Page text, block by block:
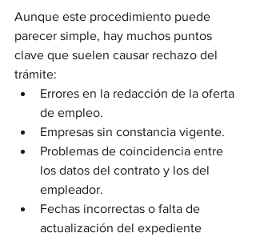
Aunque este procedimiento puede
parecer simple, hay muchos puntos
clave que suelen causar rechazo del
trámite:
Errores en la redacción de la oferta
de empleo.
Empresas sin constancia vigente.
Problemas de coincidencia entre
los datos del contrato y los del
empleador.
Fechas incorrectas o falta de
actualización del expediente